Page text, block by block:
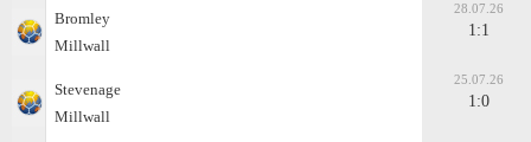
Bromley
Millwall
28.07.26
1:1
Stevenage
Millwall
25.07.26
1:0